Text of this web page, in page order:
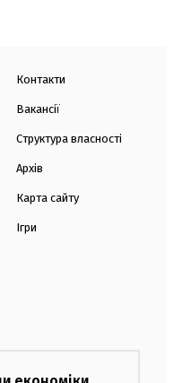
Контакти
Вакансії
Структура власності
Архів
Карта сайту
Ігри